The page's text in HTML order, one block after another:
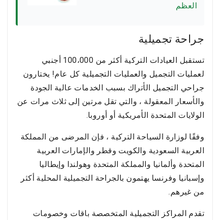
العظم
جراحة تجميلية
تستقبل العيادات التركية أكثر من 100،000 أجنبي
لعمليات التجميل والعمليات التجميلية كل عام! يختارون
جراحي التجميل الأتراك بسبب الخدمات عالية الجودة
والأسعار المعقولة ، والتي تقل مرتين إلى ثلاث مرات عن
الولايات المتحدة الأمريكية أو أوروبا.
وفقًا لوزارة السياحة التركية ، فإن المرضى من المملكة
العربية السعودية والكويت وقطر والإمارات العربية
المتحدة وألمانيا والمملكة المتحدة وهولندا وإيطاليا
وإسبانيا وفرنسا يهتمون بالجراحة التجميلية المحلية أكثر
من غيرهم.
تقدم المراكز التجميلية المتخصصة باقات وخصومات